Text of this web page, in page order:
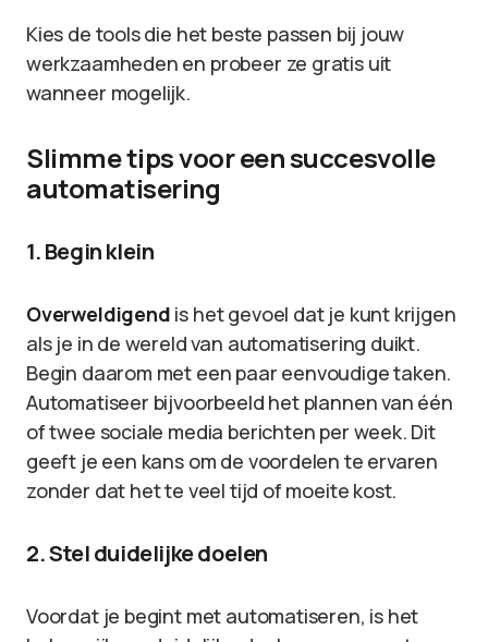
Kies de tools die het beste passen bij jouw
werkzaamheden en probeer ze gratis uit
wanneer mogelijk.
Slimme tips voor een succesvolle
automatisering
1. Begin klein
Overweldigend is het gevoel dat je kunt krijgen
als je in de wereld van automatisering duikt.
Begin daarom met een paar eenvoudige taken.
Automatiseer bijvoorbeeld het plannen van één
of twee sociale media berichten per week. Dit
geeft je een kans om de voordelen te ervaren
zonder dat het te veel tijd of moeite kost.
2. Stel duidelijke doelen
Voordat je begint met automatiseren, is het